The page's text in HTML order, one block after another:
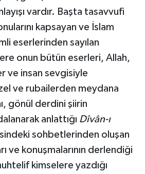
vardır. Başta tasavvufi
kapsayan ve İslam
eserlerinden sayılan
onun bütün eserleri, Allah,
ve insan sevgisiyle
ve rubailerden meydana
gönül derdini şiirin
anlattığı Dîvân-ı
sohbetlerinden oluşan
ve konuşmalarının derlendiği
kimselere yazdığı